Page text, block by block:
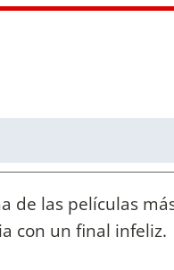
de las películas
con un final infeliz.